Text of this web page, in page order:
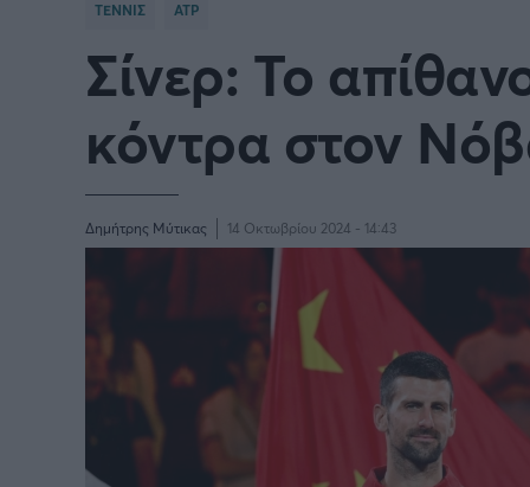
Πυγμαχία
ΤΕΝΝΙΣ ATP
Σίνερ: Το
κόντρα στον
Δημήτρης Μύτικας 14 Οκτωβρίου 2024 - 14:43